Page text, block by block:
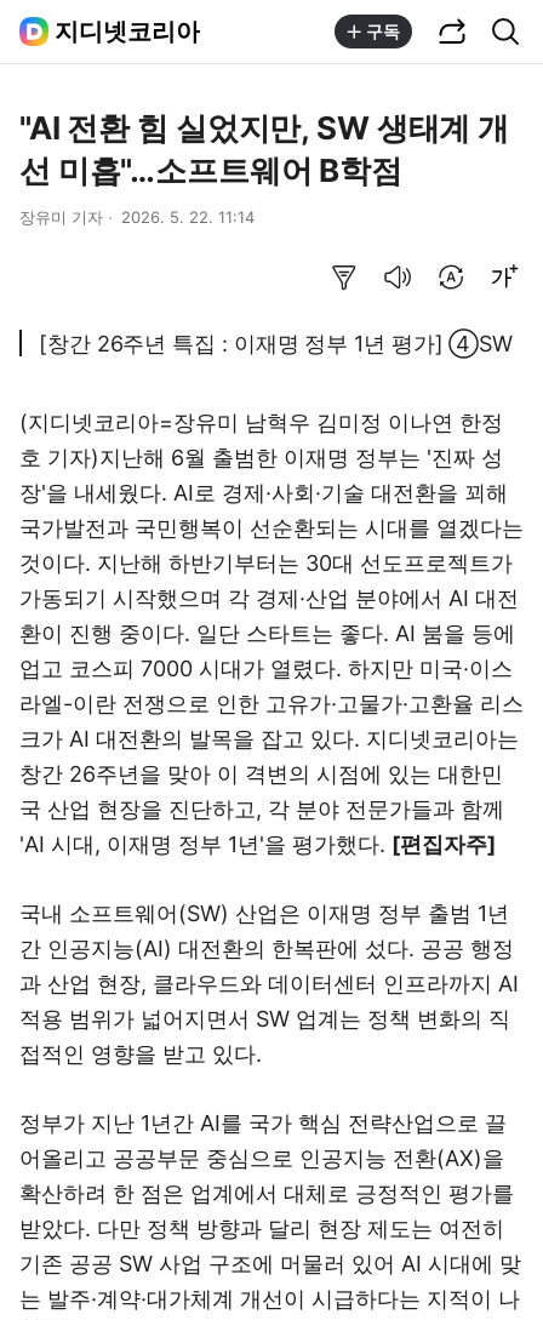
지디넷코리아 구독
"AI 전환 힘 실었지만, SW 생태계 개
선 미흡"…소프트웨어 B학점
장유미 기자 2026. 5. 22. 11:14
[창간 26주년 특집 : 이재명 정부 1년 평가] ④SW
(지디넷코리아=장유미 남혁우 김미정 이나연 한정
호 기자)지난해 6월 출범한 이재명 정부는 '진짜 성
장'을 내세웠다. AI로 경제·사회·기술 대전환을 꾀해
국가발전과 국민행복이 선순환되는 시대를 열겠다는
것이다. 지난해 하반기부터는 30대 선도프로젝트가
가동되기 시작했으며 각 경제·산업 분야에서 AI 대전
환이 진행 중이다. 일단 스타트는 좋다. AI 붐을 등에
업고 코스피 7000 시대가 열렸다. 하지만 미국·이스
라엘-이란 전쟁으로 인한 고유가·고물가·고환율 리스
크가 AI 대전환의 발목을 잡고 있다. 지디넷코리아는
창간 26주년을 맞아 이 격변의 시점에 있는 대한민
국 산업 현장을 진단하고, 각 분야 전문가들과 함께
'AI 시대, 이재명 정부 1년'을 평가했다. [편집자주]
국내 소프트웨어(SW) 산업은 이재명 정부 출범 1년
간 인공지능(AI) 대전환의 한복판에 섰다. 공공 행정
과 산업 현장, 클라우드와 데이터센터 인프라까지 AI
적용 범위가 넓어지면서 SW 업계는 정책 변화의 직
접적인 영향을 받고 있다.
정부가 지난 1년간 AI를 국가 핵심 전략산업으로 끌
어올리고 공공부문 중심으로 인공지능 전환(AX)을
확산하려 한 점은 업계에서 대체로 긍정적인 평가를
받았다. 다만 정책 방향과 달리 현장 제도는 여전히
기존 공공 SW 사업 구조에 머물러 있어 AI 시대에 맞
는 발주·계약·대가체계 개선이 시급하다는 지적이 나